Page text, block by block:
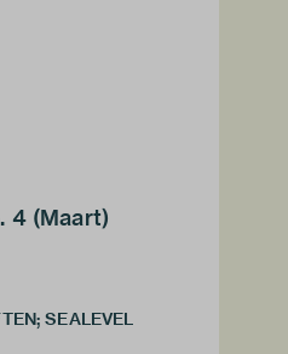
4 (Maart)
SEALEVEL